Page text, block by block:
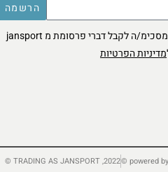
אני מסכימ/ה לקבל דברי פרסומת מ jansport
מדיניות הפרטיות
הרשמה
powered
2022, TRADING AS JANSPORT ©